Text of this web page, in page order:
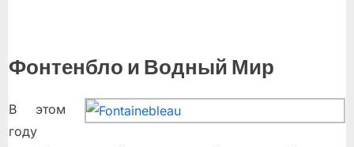
Фонтенбло и Водный Мир
В этом
году